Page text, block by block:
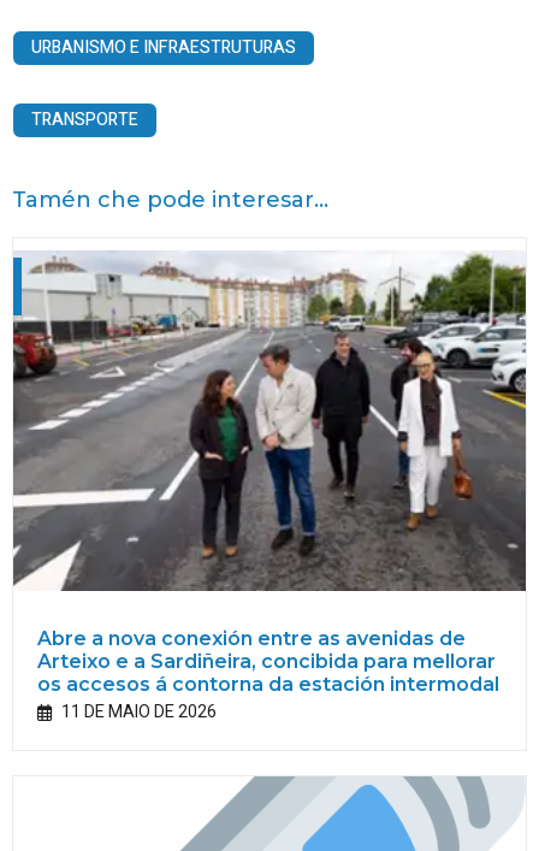
URBANISMO E INFRAESTRUTURAS
TRANSPORTE
Tamén che pode interesar...
Abre a nova conexión entre as avenidas de
Arteixo e a Sardiñeira, concibida para mellorar
os accesos á contorna da estación intermodal
11 DE MAIO DE 2026